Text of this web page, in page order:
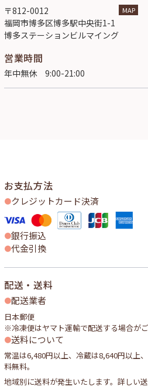
〒812-0012
福岡市博多区博多駅中央街1-1
博多ステーションビルマイング
MAP
営業時間
年中無休 9:00-21:00
お支払方法
クレジットカード決済
銀行振込
代金引換
配送・送料
配送業者
日本郵便
※冷凍便はヤマト運輸で配送する場合が
送料について
常温は6,480円以上、冷蔵は8,640円以上
料無料。
地域別に送料が発生いたします。詳しい